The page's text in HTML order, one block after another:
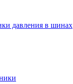
давления в шинах